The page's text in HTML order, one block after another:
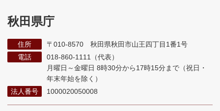
秋田県庁
住所
〒010-8570 秋田県秋田市山王四丁目1番1号
電話
018-860-1111（代表）
月曜日～金曜日 8時30分から17時15分まで （祝日・
年末年始を除く）
法人番号
1000020050008